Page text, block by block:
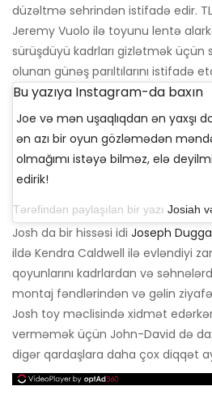
düzəltmə sehrindən istifadə edir.
Jeremy Vuolo ilə toyunu lentə
sürüşdüyü kadrları gizlətmək üçün
olunan günəş parıltılarını istifadə
Bu yazıya Instagram-da baxın
Joe və mən uşaqlıqdan ən yaxşı
ən azı bir oyun gözləmədən
olmağımı istəyə bilməz, elə
edirik!
Tərəfindən paylaşılan bir yazı Josiah
Josh da bir hissəsi idi Joseph
ildə Kendra Caldwell ilə evləndiyi
qoyunlarını kadrlardan və
montaj fəndlərindən və gəlin
Josh toy məclisində xidmət
verməmək üçün John-David də
digər qardaşlara daha çox diqqət